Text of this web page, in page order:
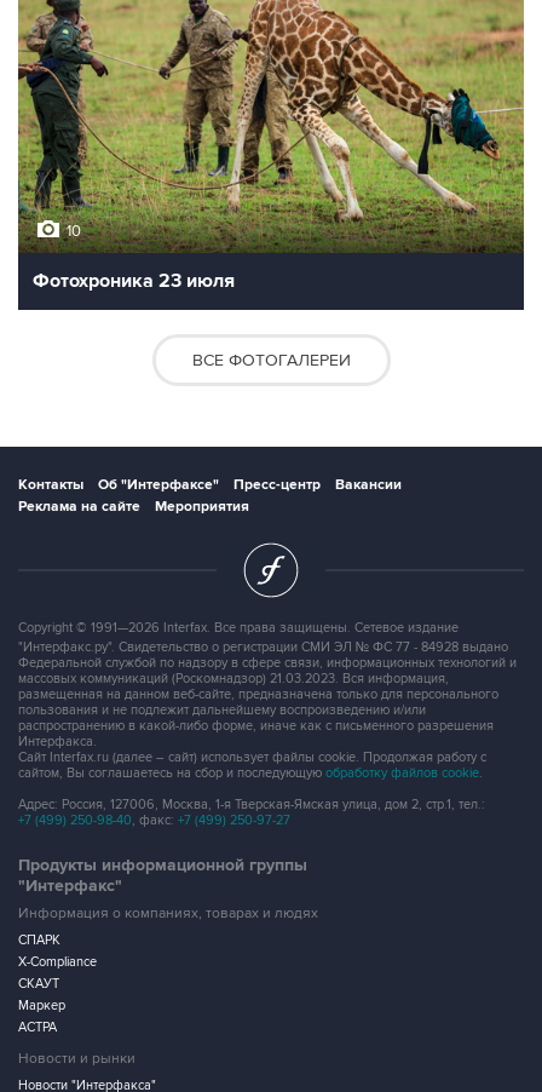
10
Фотохроника 23 июля
ВСЕ ФОТОГАЛЕРЕИ
Контакты Об "Интерфаксе" Пресс-центр
Вакансии
Реклама на сайте
Мероприятия
Copyright © 1991—2026 Interfax. Все права защищены. Сетевое издание
"Интерфакс.ру". Свидетельство о регистрации СМИ ЭЛ № ФС 77 - 84928 выдано
Федеральной службой по надзору в сфере связи, информационных технологий и
массовых коммуникаций (Роскомнадзор) 21.03.2023. Вся информация,
размещенная на данном веб-сайте, предназначена только для персонального
пользования и не подлежит дальнейшему воспроизведению и/или
распространению в какой-либо форме, иначе как с письменного разрешения
Интерфакса.
Сайт Interfax.ru (далее – сайт) использует файлы cookie. Продолжая работу с
сайтом, Вы соглашаетесь на сбор и последующую обработку файлов cookie.
Адрес: Россия, 127006, Москва, 1-я Тверская-Ямская улица, дом 2, стр.1, тел.:
+7 (499) 250-98-40, факс: +7 (499) 250-97-27
Продукты информационной группы
"Интерфакс"
Информация о компаниях, товарах и людях
СПАРК
X-Compliance
СКАУТ
Маркер
АСТРА
Новости и рынки
Новости "Интерфакса"